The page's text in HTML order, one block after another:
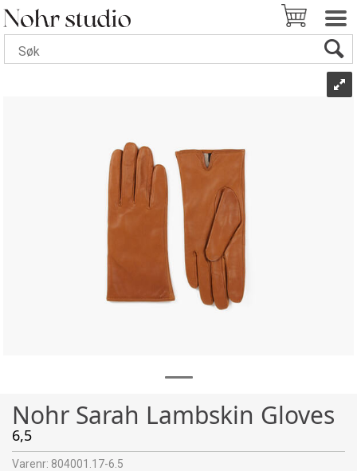
Nohr Sarah Lambskin Gloves
6,5
Varenr: 804001.17-6.5